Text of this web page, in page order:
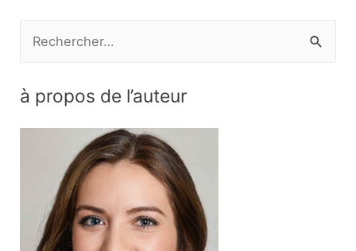
h
à propos de l’auteur